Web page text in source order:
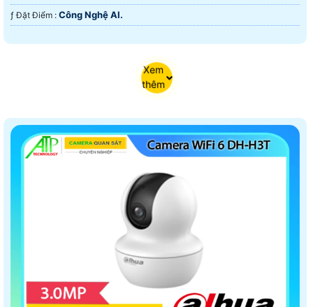
️ƒ Đặt Điểm : Công Nghệ AI.
Xem
thêm